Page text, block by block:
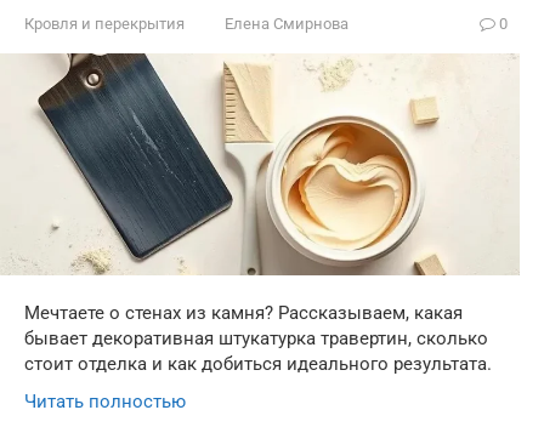
Кровля и перекрытия Елена Смирнова 0
Мечтаете о стенах из камня? Рассказываем, какая
бывает декоративная штукатурка травертин, сколько
стоит отделка и как добиться идеального результата.
Читать полностью